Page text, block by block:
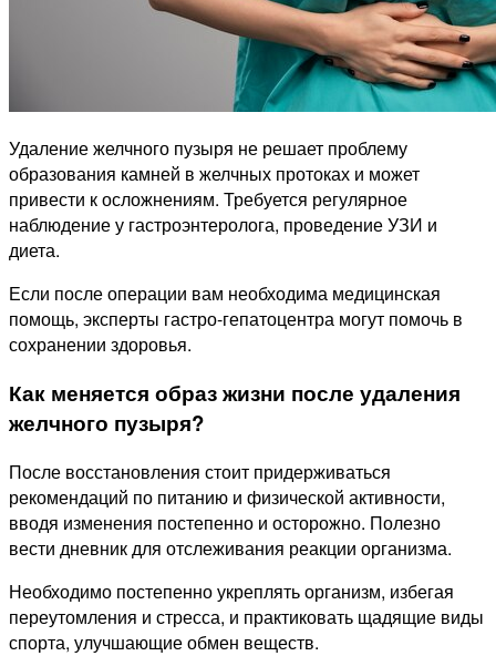
Удаление желчного пузыря не решает проблему
образования камней в желчных протоках и может
привести к осложнениям. Требуется регулярное
наблюдение у гастроэнтеролога, проведение УЗИ и
диета.
Если после операции вам необходима медицинская
помощь, эксперты гастро-гепатоцентра могут помочь в
сохранении здоровья.
Как меняется образ жизни после удаления
желчного пузыря?
После восстановления стоит придерживаться
рекомендаций по питанию и физической активности,
вводя изменения постепенно и осторожно. Полезно
вести дневник для отслеживания реакции организма.
Необходимо постепенно укреплять организм, избегая
переутомления и стресса, и практиковать щадящие виды
спорта, улучшающие обмен веществ.